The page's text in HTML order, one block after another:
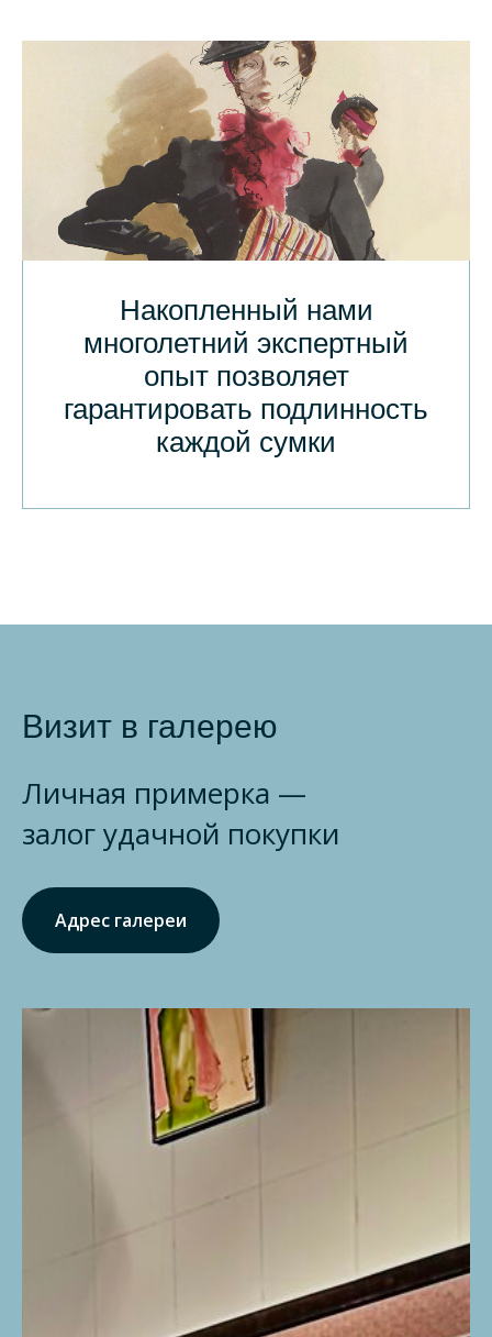
Накопленный нами
многолетний экспертный
опыт позволяет
гарантировать подлинность
каждой сумки
Визит в галерею
Личная примерка —
залог удачной покупки
Адрес галереи